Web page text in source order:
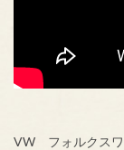
VW フォルクスワ